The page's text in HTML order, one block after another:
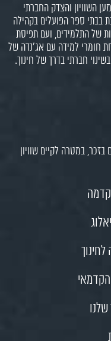
השוויון והצדק החברתי
בבתי ספר הפועלים בקהילה
של התלמידים, ועם תפיסת
חומרי למידה עם אג'נדה של
חברתי בדרך של חינוך.
במטרה לקיים שוויון
הקדמאי